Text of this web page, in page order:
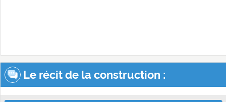
Le récit de la construction :